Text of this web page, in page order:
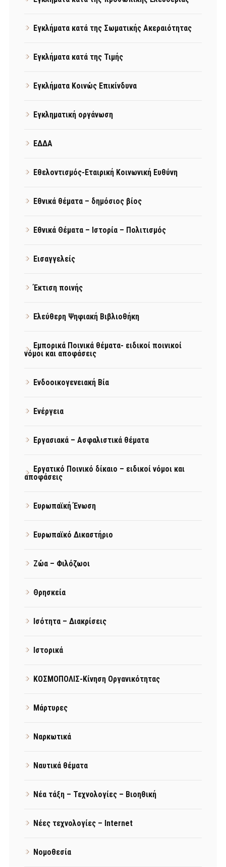
Εγκλήματα κατά της Σωματικής Ακεραιότητας
Εγκλήματα κατά της Τιμής
Εγκλήματα Κοινώς Επικίνδυνα
Εγκληματική οργάνωση
ΕΔΔΑ
Εθελοντισμός-Εταιρική Κοινωνική Ευθύνη
Εθνικά θέματα – δημόσιος βίος
Εθνικά Θέματα – Ιστορία – Πολιτισμός
Εισαγγελείς
Έκτιση ποινής
Ελεύθερη Ψηφιακή Βιβλιοθήκη
Εμπορικά Ποινικά θέματα- ειδικοί ποινικοί
νόμοι και αποφάσεις
Ενδοοικογενειακή Βία
Ενέργεια
Εργασιακά – Ασφαλιστικά θέματα
Εργατικό Ποινικό δίκαιο – ειδικοί νόμοι και
αποφάσεις
Ευρωπαϊκή Ένωση
Ευρωπαϊκό Δικαστήριο
Ζώα – Φιλόζωοι
Θρησκεία
Ισότητα – Διακρίσεις
Ιστορικά
ΚΟΣΜΟΠΟΛΙΣ-Κίνηση Οργανικότητας
Μάρτυρες
Ναρκωτικά
Ναυτικά θέματα
Νέα τάξη – Τεχνολογίες – Βιοηθική
Νέες τεχνολογίες – Internet
Νομοθεσία